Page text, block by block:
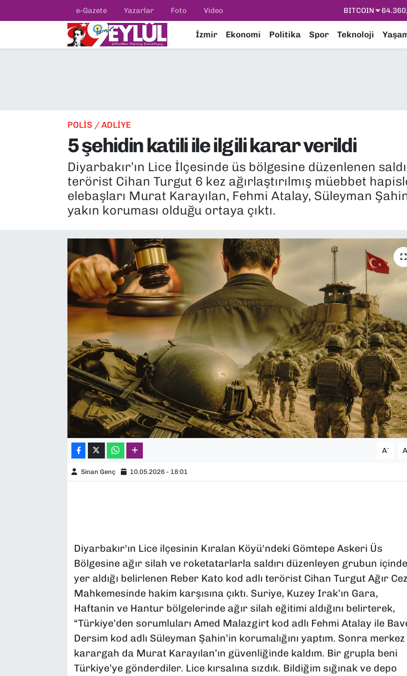
e-Gazete Yazarlar Foto Video DOLAR
STERLİN
İzmir Ekonomi Politika Spor Teknoloji
POLİS / ADLİYE
5 şehidin katili ile ilgili karar verildi
Diyarbakır’ın Lice İlçesinde üs bölgesine düzenlenen
terörist Cihan Turgut 6 kez ağırlaştırılmış müebbet
elebaşları Murat Karayılan, Fehmi Atalay, Süleyman
yakın koruması olduğu ortaya çıktı.
A-
Sinan Genç 10.05.2026 - 18:01
Diyarbakır'ın Lice ilçesinin Kıralan Köyü'ndeki Gömtepe Askeri Üs
Bölgesine ağır silah ve roketatarlarla saldırı düzenleyen grubun içinde
yer aldığı belirlenen Reber Kato kod adlı terörist Cihan Turgut Ağır
Mahkemesinde hakim karşısına çıktı. Suriye, Kuzey Irak’ın Gara,
Haftanin ve Hantur bölgelerinde ağır silah eğitimi aldığını belirterek,
“Türkiye’den sorumluları Amed Malazgirt kod adlı Fehmi Atalay ile
Dersim kod adlı Süleyman Şahin’in korumalığını yaptım. Sonra merkez
karargah da Murat Karayılan’ın güvenliğinde kaldım. Bir grupla beni
Türkiye’ye gönderdiler. Lice kırsalına sızdık. Bildiğim sığınak ve depo
Resmi İlanlar
EKONOMİ
KÜLTÜR SANAT
POLİTİKA
TEKNOLOJİ
YEREL YÖNETİMLER
Konak Nöbetçi Eczaneler
Tüm Manşetler
Son Dakika Haberleri
Haber Arşivi